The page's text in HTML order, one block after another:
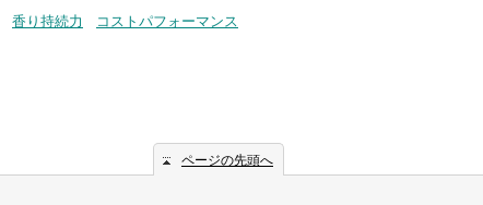
香り持続力
コストパフォーマンス
ページの先頭へ